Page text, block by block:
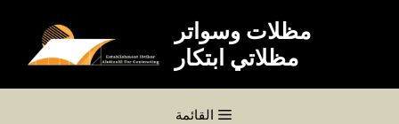
مظلات وسواتر
مظلاتي ابتكار
القائمة